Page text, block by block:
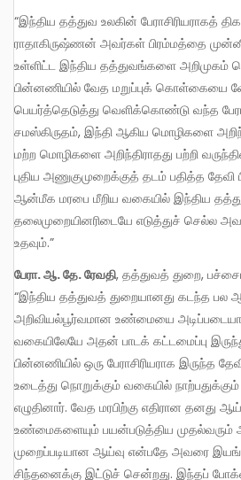
“இந்திய தத்துவ உலகின் பேராசிரியராகத் திகழ்ந்த டாக்டர். எஸ்.
ராதாகிருஷ்ணன் அவர்கள் பிரம்மத்தை
உள்ளிட்ட இந்திய தத்துவங்களை அறிமுகம்
பின்னணியில் வேத மறுப்புக் கொள்கையை
பெயர்த்தெடுத்து வெளிக்கொண்டு வந்த பேரா.
சமஸ்கிருதம், இந்தி ஆகிய மொழிகளை
மற்ற மொழிகளை அறிந்திராதது பற்றி
புதிய அணுகுமுறைக்குத் தடம் பதித்த தேவி
ஆன்மீக மரபை மீறிய வகையில் இந்திய
தலைமுறையினரிடையே எடுத்துச் செல்ல
உதவும்.”
பேரா. ஆ. தே. ரேவதி, தத்துவத் துறை,
“இந்திய தத்துவத் துறையானது கடந்த
அறிவியல்பூர்வமான உண்மையை
வகையிலேயே அதன் பாடக் கட்டமைப்பு
பின்னணியில் ஒரு பேராசிரியராக இருந்த
உடைத்து நொறுக்கும் வகையில்
எழுதினார். வேத மரபிற்கு எதிரான தனது
உண்மைகளையும் பயன்படுத்திய முதல்வரும்
முறைப்படியான ஆய்வு என்பதே அவரை
சிந்தனைக்கு இட்டுச் சென்றது. இந்தப்